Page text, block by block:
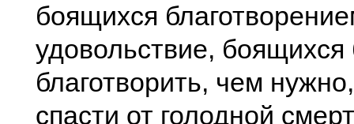
боящихся
удовольствие,
благотворить, чем
спасти от голодной